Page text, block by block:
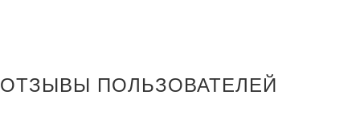
ОТЗЫВЫ ПОЛЬЗОВАТЕЛЕЙ